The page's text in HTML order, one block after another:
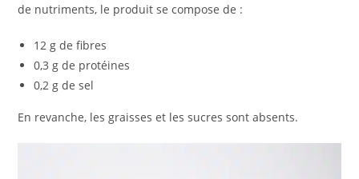
de nutriments, le produit se compose de :
12 g de fibres
0,3 g de protéines
0,2 g de sel
En revanche, les graisses et les sucres sont absents.